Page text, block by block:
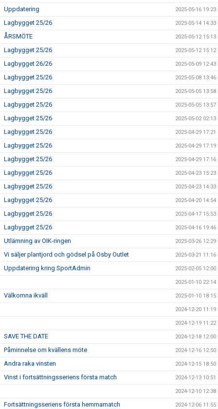
Uppdatering 2025-05-16 19:23
Lagbygget 25/26 2025-05-14 14:33
ÅRSMÖTE 2025-05-12 15:13
Lagbygget 25/26 2025-05-12 15:12
Lagbygget 26/26 2025-05-09 12:43
Lagbygget 25/26 2025-05-08 13:46
Lagbygget 25/26 2025-05-05 13:58
Lagbygget 25/26 2025-05-05 13:57
Lagbygget 25/26 2025-05-02 02:13
Lagbygget 25/26 2025-04-29 17:21
Lagbygget 25/26 2025-04-29 17:19
Lagbygget 25/26 2025-04-29 17:16
Lagbygget 25/26 2025-04-23 15:23
Lagbygget 25/26 2025-04-23 14:33
Lagbygget 25/26 2025-04-20 14:54
Lagbygget 25/26 2025-04-17 15:53
Lagbygget 25/26 2025-04-16 19:46
Utlämning av OIK-ringen 2025-03-26 12:29
Vi säljer plantjord och gödsel på Osby Outlet 2025-03-21 11:16
Uppdatering kring SportAdmin 2025-02-05 12:00
2025-01-10 22:14
Välkomna ikväll 2025-01-10 18:15
2024-12-20 11:19
2024-12-19 11:22
SAVE THE DATE 2024-12-18 12:00
Påminnelse om kvällens möte 2024-12-16 12:50
Andra raka vinsten 2024-12-15 18:50
Vinst i fortsättningsseriens första match 2024-12-13 10:51
2024-12-10 12:38
Fortsättningsseriens första hemmamatch 2024-12-06 11:55